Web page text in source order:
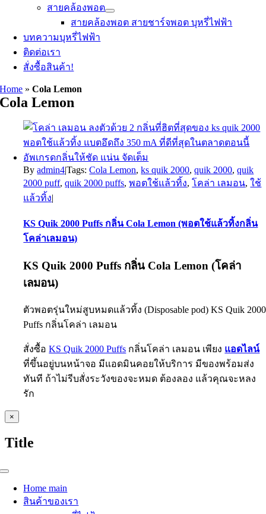
สายคล้องพอต
สายคล้องพอต สายชาร์จพอต บุหรี่ไฟฟ้า
บทความบุหรี่ไฟฟ้า
ติดต่อเรา
สั่งซื้อสินค้า!
Home »Cola Lemon
Cola Lemon
Byadmin4|Tags:Cola Lemon,ks quik 2000,quik 2000,quik
2000 puff,quik 2000 puffs,พอตใช้แล้วทิ้ง,โคล่า เลมอน,ใช้
แล้วทิ้ง|
KS Quik 2000 Puffs กลิ่น Cola Lemon (พอตใช้แล้วทิ้งกลิ่น
โคล่าเลมอน)
KS Quik 2000 Puffs กลิ่น Cola Lemon (โคล่า
เลมอน)
ตัวพอตรุ่นใหม่สูบหมดแล้วทิ้ง (Disposable pod) KS Quik 2000
Puffs กลิ่นโคล่า เลมอน
สั่งซื้อKS Quik 2000 Puffs กลิ่นโคล่า เลมอน เพียง แอดไลน์
ที่ขึ้นอยู่บนหน้าจอ มีแอดมินคอยให้บริการ มีของพร้อมส่ง
ทันที ถ้าไม่รีบสั่งระวังของจะหมด ต้องลอง แล้วคุณจะหลง
รัก
Close
product
view
×
Title
Toggle
NavigationHome main
สินค้าของเรา